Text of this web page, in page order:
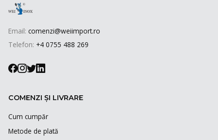
Email: comenzi@weiimport.ro
Telefon: +4 0755 488 269
COMENZI ȘI LIVRARE
Cum cumpăr
Metode de plată